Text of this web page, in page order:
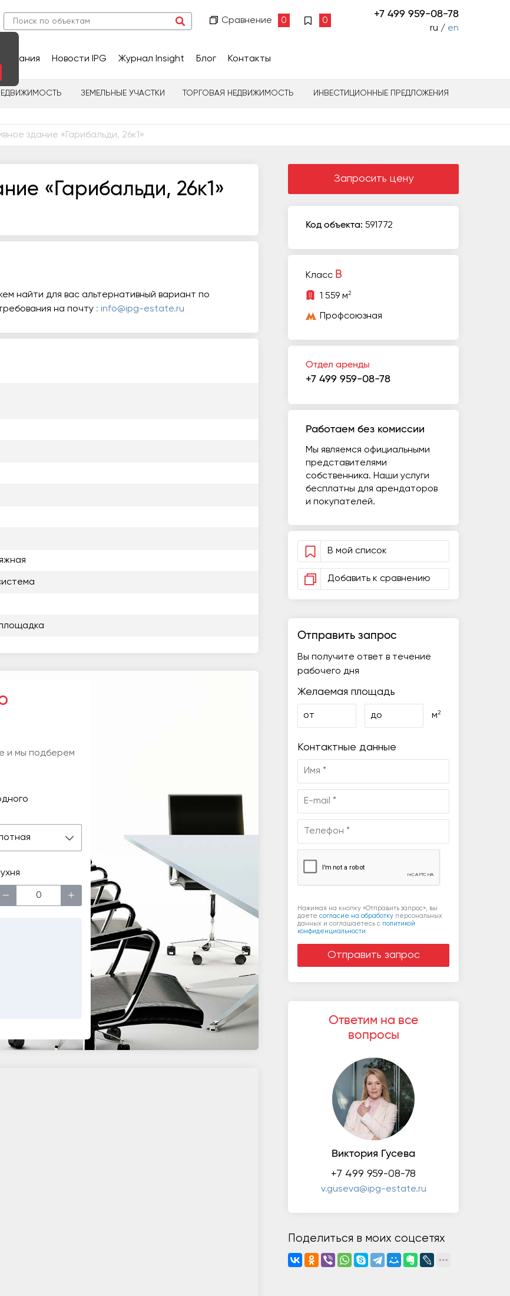
Сравнение 0 0
+7 499 959-08-78
ru / en
Новости IPG Журнал Insight Блог Контакты
ЗЕМЕЛЬНЫЕ УЧАСТКИ ТОРГОВАЯ НЕДВИЖИМОСТЬ ИНВЕСТИЦИОННЫЕ ПРЕДЛОЖЕНИЯ
здание «Гарибальди, 26к1»
«Гарибальди, 26к1»
найти для вас альтернативный вариант по
на почту : info@ipg-estate.ru
и мы подберем
− +
Запросить цену
Код объекта: 591772
Класс B
1 559 м2
Профсоюзная
Отдел аренды
+7 499 959-08-78
Работаем без комиссии
Мы являемся официальными
представителями
собственника. Наши услуги
бесплатны для арендаторов
и покупателей.
В мой список
Добавить к сравнению
Отправить запрос
Вы получите ответ в течение
рабочего дня
Желаемая площадь
от до м2
Контактные данные
Нажимая на кнопку «Отправить запрос», вы
даете согласие на обработку персональных
данных и соглашаетесь c политикой
конфиденциальности
Ответим на все
вопросы
Виктория Гусева
+7 499 959-08-78
v.guseva@ipg-estate.ru
Поделиться в моих соцсетях